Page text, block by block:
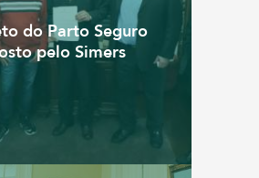
do Parto Seguro
pelo Simers